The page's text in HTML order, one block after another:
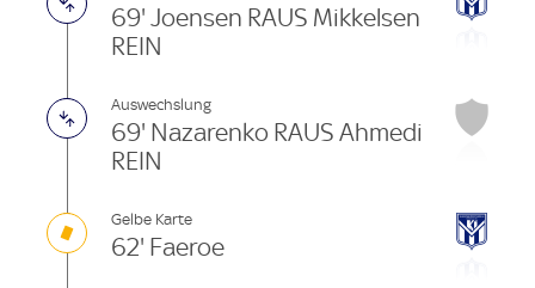
69' Joensen RAUS Mikkelsen
REIN
Auswechslung
69' Nazarenko RAUS Ahmedi
REIN
Gelbe Karte
62' Faeroe